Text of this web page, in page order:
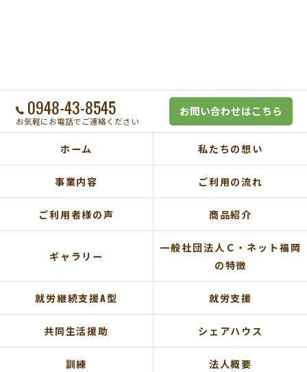
0948-43-8545
お気軽にお電話でご連絡ください
お問い合わせはこちら
ホーム 私たちの想い
事業内容 ご利用の流れ
ご利用者様の声 商品紹介
ギャラリー
一般社団法人Ｃ・ネット福岡
の特徴
就労継続支援A型 就労支援
共同生活援助 シェアハウス
訓練 法人概要